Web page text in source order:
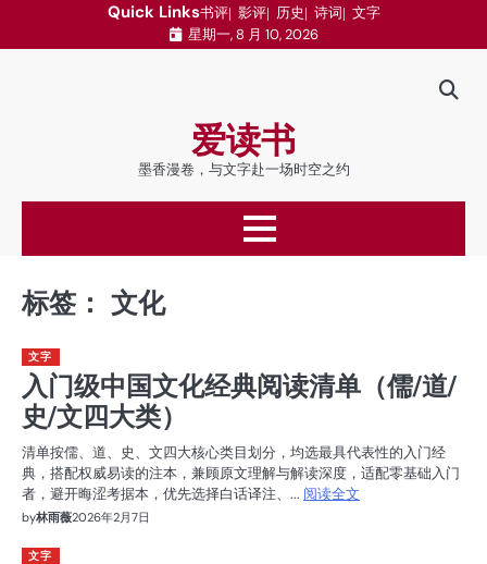
Quick Links书评 影评 历史 诗词 文字
星期一, 8 月 10, 2026
爱读书
墨香漫卷，与文字赴一场时空之约
标签： 文化
文字
入门级中国文化经典阅读清单（儒/道/
史/文四大类）
清单按儒、道、史、文四大核心类目划分，均选最具代表性的入门经
典，搭配权威易读的注本，兼顾原文理解与解读深度，适配零基础入门
者，避开晦涩考据本，优先选择白话译注、... 阅读全文
by林雨薇2026年2月7日
文字